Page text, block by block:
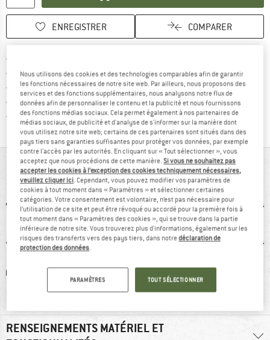
ENREGISTRER COMPARER
Droit de retour de 100 joursTrouve les informations de
> 4 000 000 clients satisfaits
Tous les articles disponibles
Protection des acheteurs de Trusted ShopsTrouve toutes les
VUE D'ENSEMBLE
g GORE-TEX Pare-pierres
RENSEIGNEMENTS MATÉRIEL ET
Nous utilisons des cookies et des technologies comparables afin de garantir
les fonctions nécessaires de notre site web. Par ailleurs, nous proposons des
services et des fonctions supplémentaires, nous analysons notre flux de
données afin de personnaliser le contenu et la publicité et nous fournissons
des fonctions médias sociaux. Cela permet également à nos partenaires de
médias sociaux, de publicité et d'analyse de s'informer sur la manière dont
vous utilisez notre site web; certains de ces partenaires sont situés dans des
pays tiers sans garanties suffisantes pour protéger vos données, par exemple
contre l'accès par les autorités. En cliquant sur « Tout sélectionner », vous
acceptez que nous procédions de cette manière.Si vous ne souhaitez pas
accepter les cookies à l’exception des cookies techniquement nécessaires,
veuillez cliquer ici. Cependant, vous pouvez modifier vos paramètres de
cookies à tout moment dans « Paramètres » et sélectionner certaines
catégories. Votre consentement est volontaire, n’est pas nécessaire pour
l’utilisation de ce site et peut être révoqué ou accordé pour la première fois à
tout moment dans « Paramètres des cookies », qui se trouve dans la partie
inférieure de notre site. Vous trouverez plus d'informations, également sur les
risques des transferts vers des pays tiers, dans notredéclaration de
protection des données.
PARAMÈTRES TOUT SÉLECTIONNER